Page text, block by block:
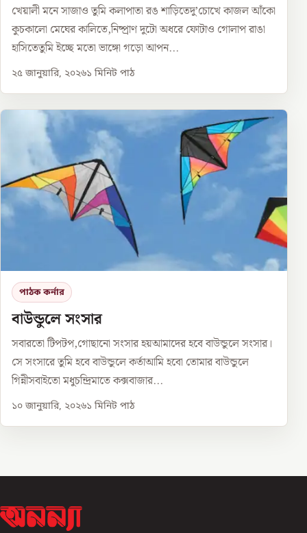
খেয়ালী মনে সাজাও তুমি কলাপাতা রঙ শাড়িতেদু’চোখে কাজল আঁকো
কুচকালো মেঘের কালিতে,নিষ্প্রাণ দুটো অধরে ফোটাও গোলাপ রাঙা
হাসিতেতুমি ইচ্ছে মতো ভাঙ্গো গড়ো আপন...
২৫ জানুয়ারি, ২০২৬১ মিনিট পাঠ
পাঠক কর্নার
বাউন্ডুলে সংসার
সবারতো টিপটপ,গোছানো সংসার হয়আমাদের হবে বাউন্ডুলে সংসার।
সে সংসারে তুমি হবে বাউন্ডুলে কর্তাআমি হবো তোমার বাউন্ডুলে
গিন্নীসবাইতো মধুচন্দ্রিমাতে কক্সবাজার...
১০ জানুয়ারি, ২০২৬১ মিনিট পাঠ